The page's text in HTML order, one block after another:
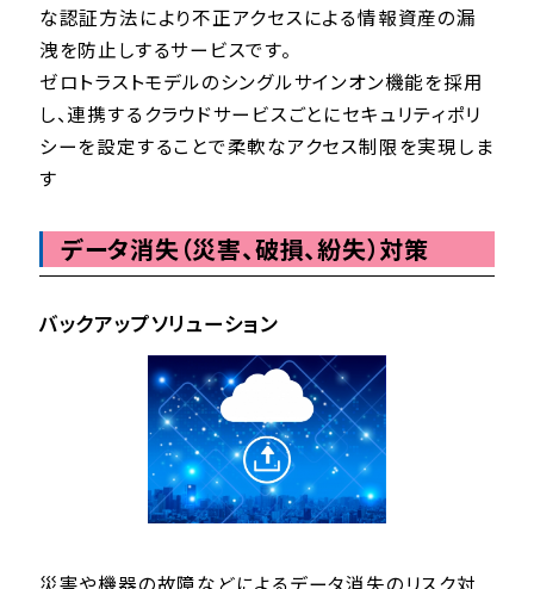
な認証方法により不正アクセスによる情報資産の漏
洩を防止しするサービスです。
ゼロトラストモデルのシングルサインオン機能を採用
し、連携するクラウドサービスごとにセキュリティポリ
シーを設定することで柔軟なアクセス制限を実現しま
す
データ消失（災害、破損、紛失）対策
バックアップソリューション
災害や機器の故障などによるデータ消失のリスク対